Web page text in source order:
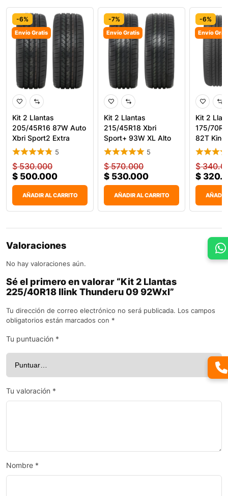
-6%
Envío Gratis
Kit 2 Llantas
205/45R16 87W Auto
Xbri Sport2 Extra
Load
5
$530.000
$ 500.000
AÑADIR AL CARRITO
-7%
Envío Gratis
Kit 2 Llantas
215/45R18 Xbri
Sport+ 93W XL Alto
Desempeño
5
$570.000
$ 530.000
AÑADIR AL CARRITO
-6%
Envío
Kit 2
175/
82T
$
$
AÑADIR
Valoraciones
No hay valoraciones aún.
Sé el primero en valorar “Kit 2 Llantas
225/40R18 Ilink Thunderu 09 92Wxl”
Tu dirección de correo electrónico no será publicada. Los campos
obligatorios están marcados con *
Tu puntuación *
Tu valoración *
Nombre *